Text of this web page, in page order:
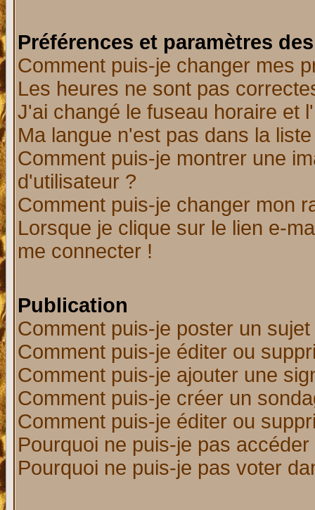
Préférences et paramètres
Comment puis-je changer mes
Les heures ne sont pas
J'ai changé le fuseau horaire et
Ma langue n'est pas dans la
Comment puis-je montrer une
d'utilisateur ?
Comment puis-je changer mon
Lorsque je clique sur le lien e-
me connecter !
Publication
Comment puis-je poster un
Comment puis-je éditer ou
Comment puis-je ajouter une
Comment puis-je créer un
Comment puis-je éditer ou
Pourquoi ne puis-je pas
Pourquoi ne puis-je pas voter